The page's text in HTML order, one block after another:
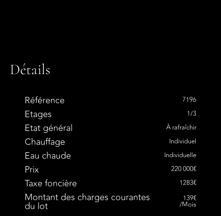
Détails
Référence 7196
Etages 1/3
Etat général À rafraîchir
Chauffage Individuel
Eau chaude Individuelle
Prix 220 000€
Taxe foncière 1283€
Montant des charges courantes
du lot
139€
/Mois